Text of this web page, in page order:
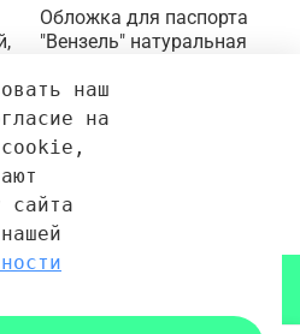
Обложка для паспорта
"Вензель" натуральная
МИКС
640 руб.
2
наш
на
cookie,
сайта